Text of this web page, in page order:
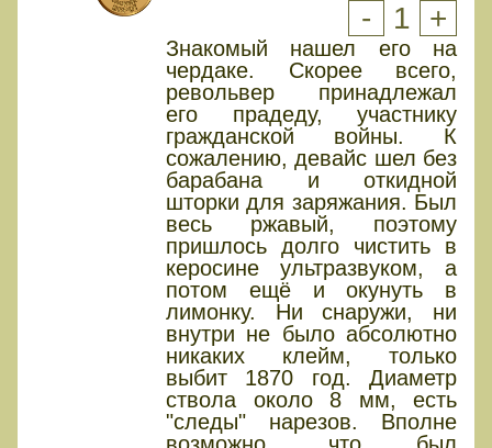
- 1 +
Знакомый нашел его на
чердаке. Скорее всего,
револьвер принадлежал
его прадеду, участнику
гражданской войны. К
сожалению, девайс шел без
барабана и откидной
шторки для заряжания. Был
весь ржавый, поэтому
пришлось долго чистить в
керосине ультразвуком, а
потом ещё и окунуть в
лимонку. Ни снаружи, ни
внутри не было абсолютно
никаких клейм, только
выбит 1870 год. Диаметр
ствола около 8 мм, есть
"следы" нарезов. Вполне